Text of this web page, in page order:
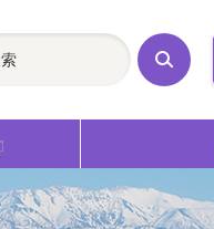
検
索